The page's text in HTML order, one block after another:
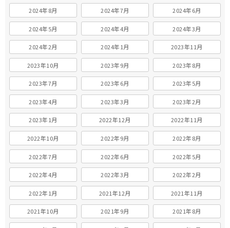
2024年8月 2024年7月 2024年6月
2024年5月 2024年4月 2024年3月
2024年2月 2024年1月 2023年11月
2023年10月 2023年9月 2023年8月
2023年7月 2023年6月 2023年5月
2023年4月 2023年3月 2023年2月
2023年1月 2022年12月 2022年11月
2022年10月 2022年9月 2022年8月
2022年7月 2022年6月 2022年5月
2022年4月 2022年3月 2022年2月
2022年1月 2021年12月 2021年11月
2021年10月 2021年9月 2021年8月